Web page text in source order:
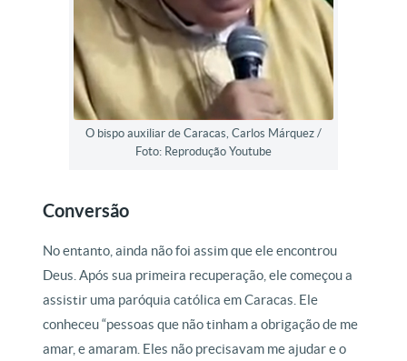
O bispo auxiliar de Caracas, Carlos Márquez /
Foto: Reprodução Youtube
Conversão
No entanto, ainda não foi assim que ele encontrou
Deus. Após sua primeira recuperação, ele começou a
assistir uma paróquia católica em Caracas. Ele
conheceu “pessoas que não tinham a obrigação de me
amar, e amaram. Eles não precisavam me ajudar e o